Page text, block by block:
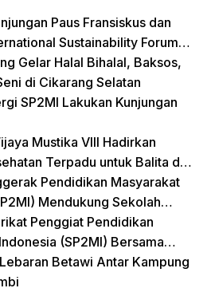
Paus Fransiskus dan
Sustainability Forum
Polri Gelar Apel Pasukan
Gelar Halal Bihalal, Baksos,
di Cikarang Selatan
SP2MI Lakukan Kunjungan
Mustika VIII Hadirkan
Terpadu untuk Balita dan
Pendidikan Masyarakat
Mendukung Sekolah
oleh Kemensos
Penggiat Pendidikan
(SP2MI) Bersama
Kunjungi Kementerian
Betawi Antar Kampung